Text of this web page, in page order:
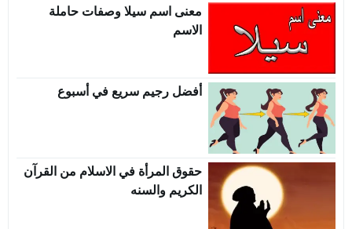
معنى اسم سيلا وصفات حاملة
الاسم
أفضل رجيم سريع في أسبوع
حقوق المرأة في الاسلام من القرآن
الكريم والسنه